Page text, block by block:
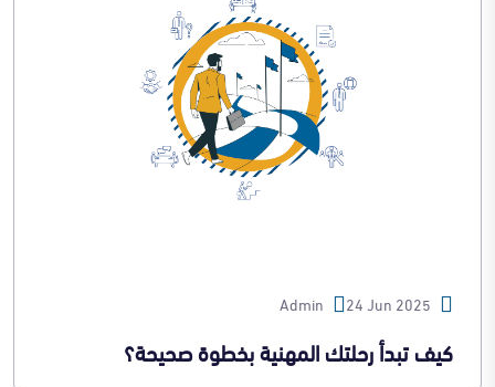
24 Jun 2025
Admin
كيف تبدأ رحلتك المهنية بخطوة صحيحة؟